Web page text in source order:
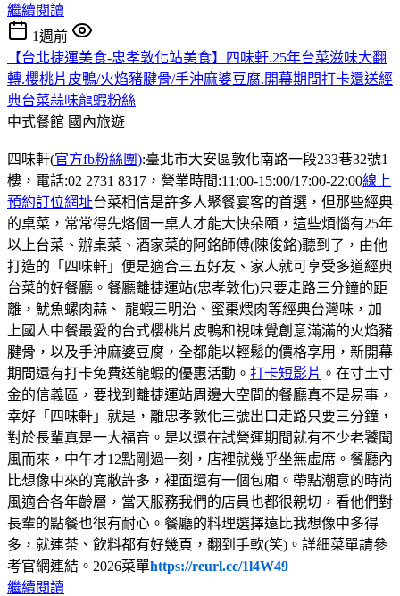
繼續閱讀
1週前
【台北捷運美食-忠孝敦化站美食】四味軒.25年台菜滋味大翻
轉.櫻桃片皮鴨/火焰豬腱骨/手沖麻婆豆腐.開幕期間打卡還送經
典台菜蒜味龍蝦粉絲
中式餐館 國內旅遊
四味軒(官方fb粉絲團):臺北市大安區敦化南路一段233巷32號1
樓，電話:02 2731 8317，營業時間:11:00-15:00/17:00-22:00線上
預約訂位網址台菜相信是許多人聚餐宴客的首選，但那些經典
的桌菜，常常得先烙個一桌人才能大快朵頤，這些煩惱有25年
以上台菜、辦桌菜、酒家菜的阿銘師傅(陳俊銘)聽到了，由他
打造的「四味軒」便是適合三五好友、家人就可享受多道經典
台菜的好餐廳。餐廳離捷運站(忠孝敦化)只要走路三分鐘的距
離，魷魚螺肉蒜、 龍蝦三明治、蜜棗煨肉等經典台灣味，加
上國人中餐最愛的台式櫻桃片皮鴨和視味覺創意滿滿的火焰豬
腱骨，以及手沖麻婆豆腐，全都能以輕鬆的價格享用，新開幕
期間還有打卡免費送龍蝦的優惠活動。 打卡短影片 。在寸土寸
金的信義區，要找到離捷運站周邊大空間的餐廳真不是易事，
幸好「四味軒」就是，離忠孝敦化三號出口走路只要三分鐘，
對於長輩真是一大福音。是以還在試營運期間就有不少老饕聞
風而來，中午才12點剛過一刻，店裡就幾乎坐無虛席。餐廳內
比想像中來的寬敝許多，裡面還有一個包廂。帶點潮意的時尚
風適合各年齡層，當天服務我們的店員也都很親切，看他們對
長輩的點餐也很有耐心。餐廳的料理選擇遠比我想像中多得
多，就連茶、飲料都有好幾頁，翻到手軟(笑)。詳細菜單請參
考官網連結。2026菜單https://reurl.cc/1l4W49
繼續閱讀